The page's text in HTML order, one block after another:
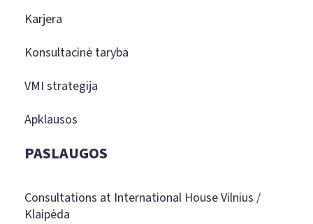
Karjera
Konsultacinė taryba
VMI strategija
Apklausos
PASLAUGOS
Consultations at International House Vilnius /
Klaipėda